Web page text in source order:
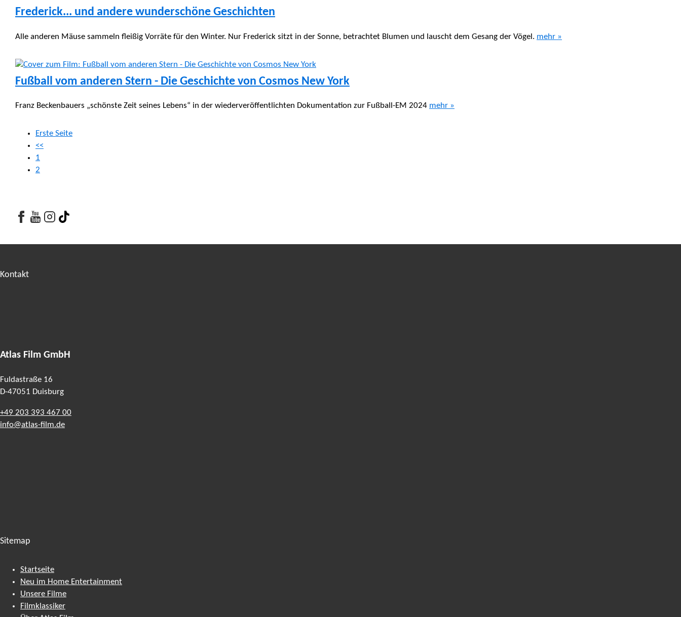
Frederick... und andere wunderschöne Geschichten
Alle anderen Mäuse sammeln fleißig Vorräte für den Winter. Nur Frederick sitzt in der Sonne, betrachtet Blumen und lauscht dem Gesang der Vögel. mehr »
Fußball vom anderen Stern - Die Geschichte von Cosmos New York
Franz Beckenbauers „schönste Zeit seines Lebens“ in der wiederveröffentlichten Dokumentation zur Fußball-EM 2024 mehr »
Erste Seite
<<
1
2
Facebook
Youtube
Youtube
Kontakt
Atlas Film GmbH
Fuldastraße 16
D-47051 Duisburg
+49 203 393 467 00
info@atlas-film.de
Sitemap
Startseite
Neu im Home Entertainment
Unsere Filme
Filmklassiker